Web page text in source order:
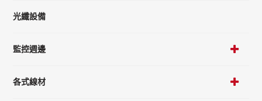
光纖設備
監控週邊
各式線材